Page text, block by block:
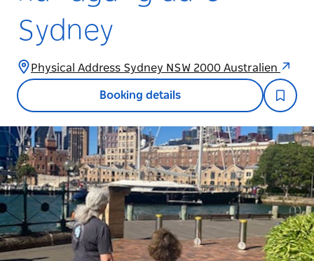
Sydney
Physical Address Sydney NSW 2000 Australien
Booking details